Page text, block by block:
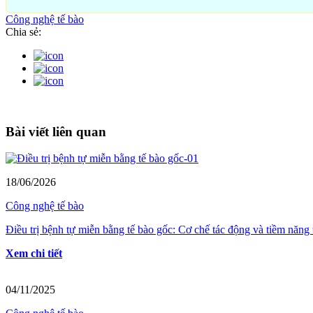
Công nghệ tế bào
Chia sẻ:
Bài viết liên quan
18/06/2026
Công nghệ tế bào
Điều trị bệnh tự miễn bằng tế bào gốc: Cơ chế tác động và tiềm
Xem chi tiết
04/11/2025